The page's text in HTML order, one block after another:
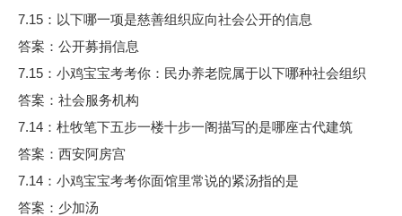
7.15：以下哪一项是慈善组织应向社会公开的信息
答案：公开募捐信息
7.15：小鸡宝宝考考你：民办养老院属于以下哪种社会组织
答案：社会服务机构
7.14：杜牧笔下五步一楼十步一阁描写的是哪座古代建筑
答案：西安阿房宫
7.14：小鸡宝宝考考你面馆里常说的紧汤指的是
答案：少加汤